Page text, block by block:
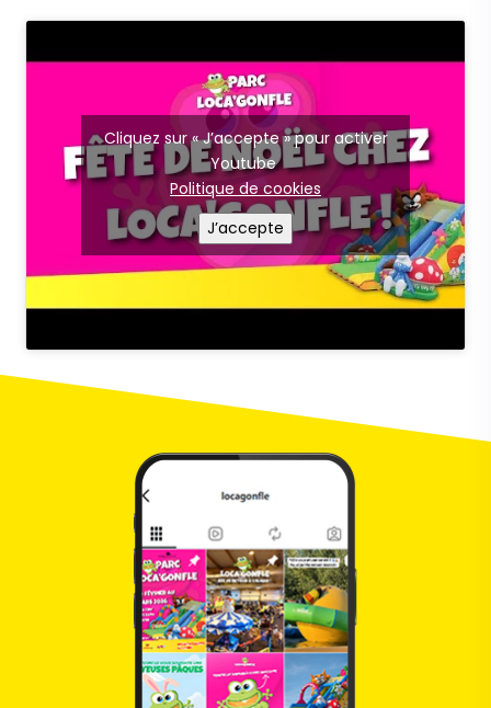
Cliquez sur « J’accepte » pour activer
Youtube
Politique de cookies
J’accepte